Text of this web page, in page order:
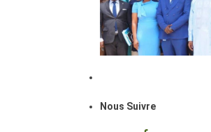
Nous Suivre